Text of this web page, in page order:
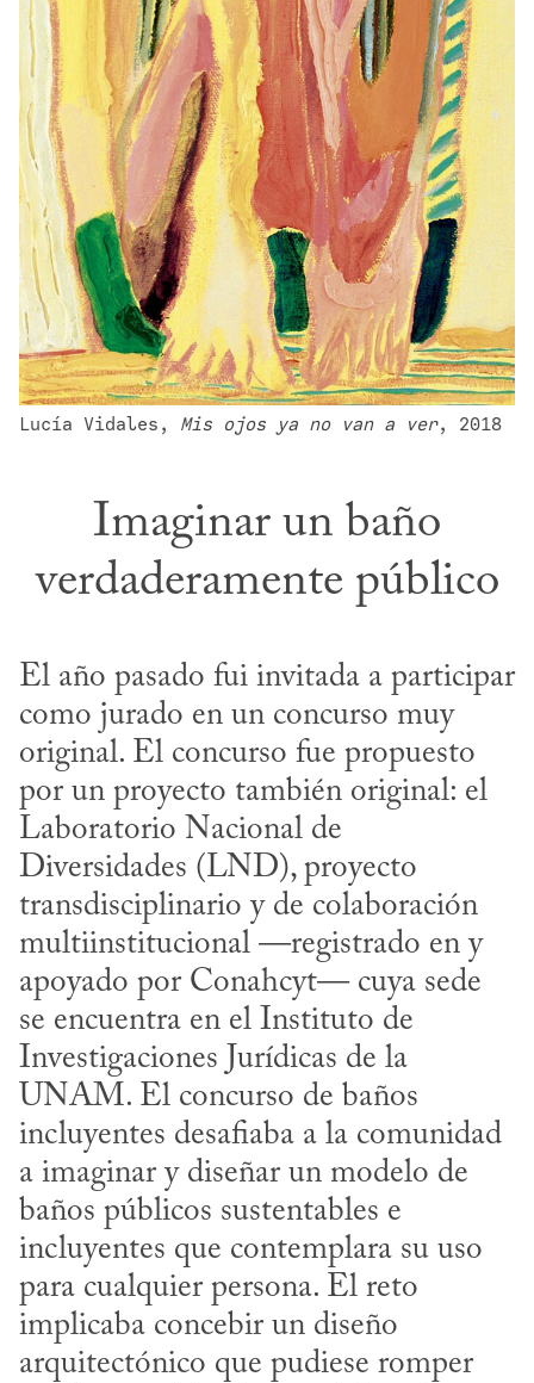
Lucía Vidales, Mis ojos ya no van a ver, 2018
Imaginar un baño
verdaderamente público
El año pasado fui invitada a participar
como jurado en un concurso muy
original. El concurso fue propuesto
por un proyecto también original: el
Laboratorio Nacional de
Diversidades (LND), proyecto
transdisciplinario y de colaboración
multiinstitucional —registrado en y
apoyado por Conahcyt— cuya sede
se encuentra en el Instituto de
Investigaciones Jurídicas de la
UNAM. El concurso de baños
incluyentes desafiaba a la comunidad
a imaginar y diseñar un modelo de
baños públicos sustentables e
incluyentes que contemplara su uso
para cualquier persona. El reto
implicaba concebir un diseño
arquitectónico que pudiese romper